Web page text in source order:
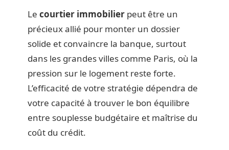
Le courtier immobilier peut être un
précieux allié pour monter un dossier
solide et convaincre la banque, surtout
dans les grandes villes comme Paris, où la
pression sur le logement reste forte.
L’efficacité de votre stratégie dépendra de
votre capacité à trouver le bon équilibre
entre souplesse budgétaire et maîtrise du
coût du crédit.